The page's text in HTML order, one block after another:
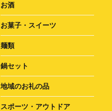
お酒
お菓子・スイーツ
麺類
鍋セット
地域のお礼の品
スポーツ・アウトドア